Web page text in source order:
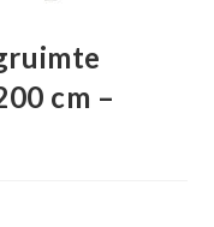
cm –